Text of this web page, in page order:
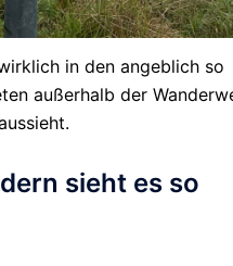
in den angeblich so
außerhalb der
sieht es so